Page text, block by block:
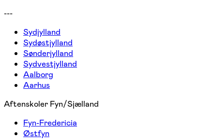
---
Sydjylland
Sydøstjylland
Sønderjylland
Sydvestjylland
Aalborg
Aarhus
Aftenskoler Fyn/Sjælland
Fyn-Fredericia
Østfyn